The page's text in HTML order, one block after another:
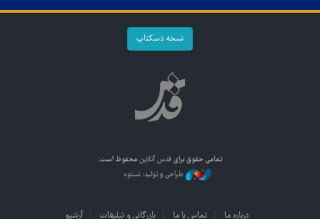
نسخه دسکتاپ
تمامی حقوق برای قدس آنلاین محفوظ است.
طراحی و تولید: نستوه
درباره ما تماس با ما بازرگانی و تبلیغات آرشیو